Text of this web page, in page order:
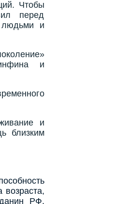
Чтобы
перед
людьми и
и
и
близким
возраста,
РФ,